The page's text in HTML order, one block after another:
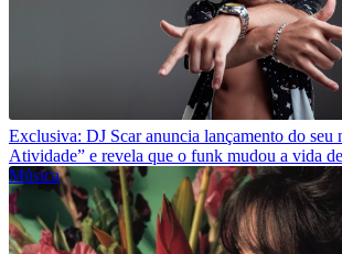
Exclusiva: DJ Scar anuncia lançamento do seu
Atividade” e revela que o funk mudou a vida
Música